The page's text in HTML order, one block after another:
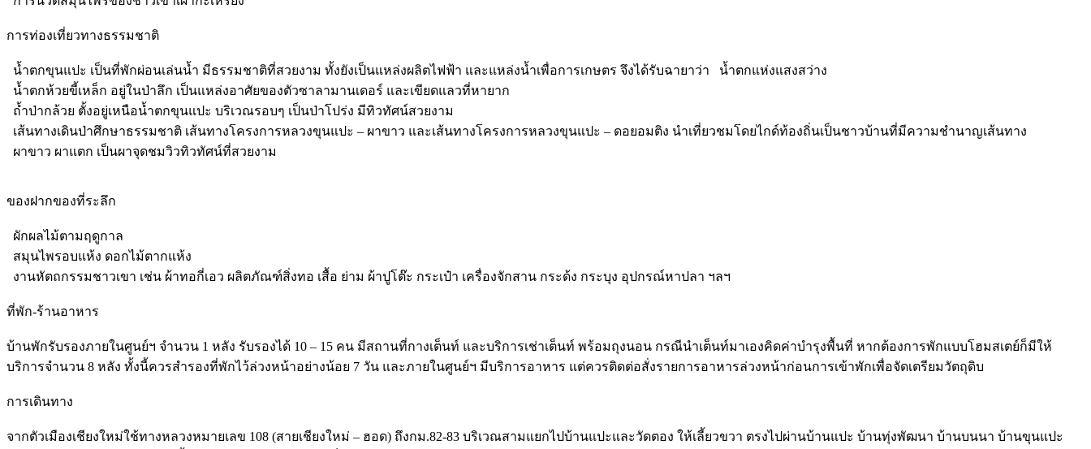
การท่องเที่ยวทางธรรมชาติ
น้ำตกขุนแปะ เป็นที่พักผ่อนเล่นน้ำ มีธรรมชาติที่สวยงาม ทั้งยังเป็นแหล่งผลิตไฟฟ้า และแหล่งน้ำเพื่อการเกษตร จึงได้รับฉายาว่า น้ำตกแห่งแสงสว่าง
น้ำตกห้วยขี้เหล็ก อยู่ในป่าลึก เป็นแหล่งอาศัยของตัวซาลามานเดอร์ และเขียดแลวที่หายาก
ถ้ำป่ากล้วย ตั้งอยู่เหนือน้ำตกขุนแปะ บริเวณรอบๆ เป็นป่าโปร่ง มีทิวทัศน์สวยงาม
เส้นทางเดินป่าศึกษาธรรมชาติ เส้นทางโครงการหลวงขุนแปะ – ผาขาว และเส้นทางโครงการหลวงขุนแปะ – ดอยอมติง นำเที่ยวชมโดยไกด์ท้องถิ่นเป็นชาวบ้านที่มีความชำนาญเส้นทาง
ผาขาว ผาแตก เป็นผาจุดชมวิวทิวทัศน์ที่สวยงาม
ของฝากของที่ระลึก
ผักผลไม้ตามฤดูกาล
สมุนไพรอบแห้ง ดอกไม้ตากแห้ง
งานหัตถกรรมชาวเขา เช่น ผ้าทอกี่เอว ผลิตภัณฑ์สิ่งทอ เสื้อ ย่าม ผ้าปูโต๊ะ กระเป๋า เครื่องจักสาน กระด้ง กระบุง อุปกรณ์หาปลา ฯลฯ
ที่พัก-ร้านอาหาร
บ้านพักรับรองภายในศูนย์ฯ จำนวน 1 หลัง รับรองได้ 10 – 15 คน มีสถานที่กางเต็นท์ และบริการเช่าเต็นท์ พร้อมถุงนอน กรณีนำเต็นท์มาเองคิดค่าบำรุงพื้นที่ หากต้องการพักแบบโฮมสเตย์ก็มีให้
บริการจำนวน 8 หลัง ทั้งนี้ควรสำรองที่พักไว้ล่วงหน้าอย่างน้อย 7 วัน และภายในศูนย์ฯ มีบริการอาหาร แต่ควรติดต่อสั่งรายการอาหารล่วงหน้าก่อนการเข้าพักเพื่อจัดเตรียมวัตถุดิบ
การเดินทาง
จากตัวเมืองเชียงใหม่ใช้ทางหลวงหมายเลข 108 (สายเชียงใหม่ – ฮอด) ถึงกม.82-83 บริเวณสามแยกไปบ้านแปะและวัดตอง ให้เลี้ยวขวา ตรงไปผ่านบ้านแปะ บ้านทุ่งพัฒนา บ้านบนนา บ้านขุนแปะ